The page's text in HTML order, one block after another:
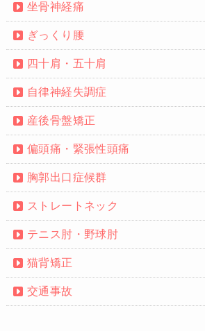
坐骨神経痛
ぎっくり腰
四十肩・五十肩
自律神経失調症
産後骨盤矯正
偏頭痛・緊張性頭痛
胸郭出口症候群
ストレートネック
テニス肘・野球肘
猫背矯正
交通事故